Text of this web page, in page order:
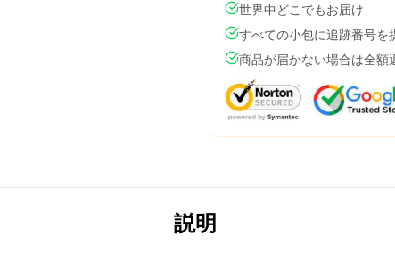
世界中どこでもお届け
すべての小包に追跡番号を
商品が届かない場合は全額
説明